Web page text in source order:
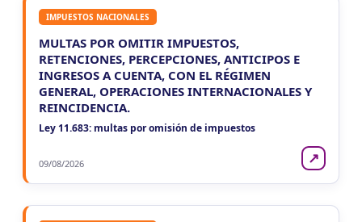
IMPUESTOS NACIONALES
MULTAS POR OMITIR IMPUESTOS,
RETENCIONES, PERCEPCIONES, ANTICIPOS E
INGRESOS A CUENTA, CON EL RÉGIMEN
GENERAL, OPERACIONES INTERNACIONALES Y
REINCIDENCIA.
Ley 11.683: multas por omisión de impuestos
09/08/2026 ↗